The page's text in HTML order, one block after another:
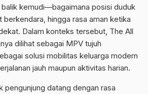
kemudi—bagaimana posisi duduk
berkendara, hingga rasa aman ketika
Dalam konteks tersebut, The All
dilihat sebagai MPV tujuh
solusi mobilitas keluarga modern
jauh maupun aktivitas harian.
pengunjung datang dengan rasa